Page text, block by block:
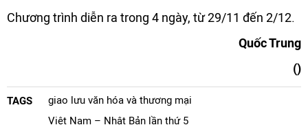
Chương trình diễn ra trong 4 ngày, từ 29/11 đến 2/12.
Quốc Trung
()
TAGS
giao lưu văn hóa và thương mại
Việt Nam – Nhật Bản lần thứ 5